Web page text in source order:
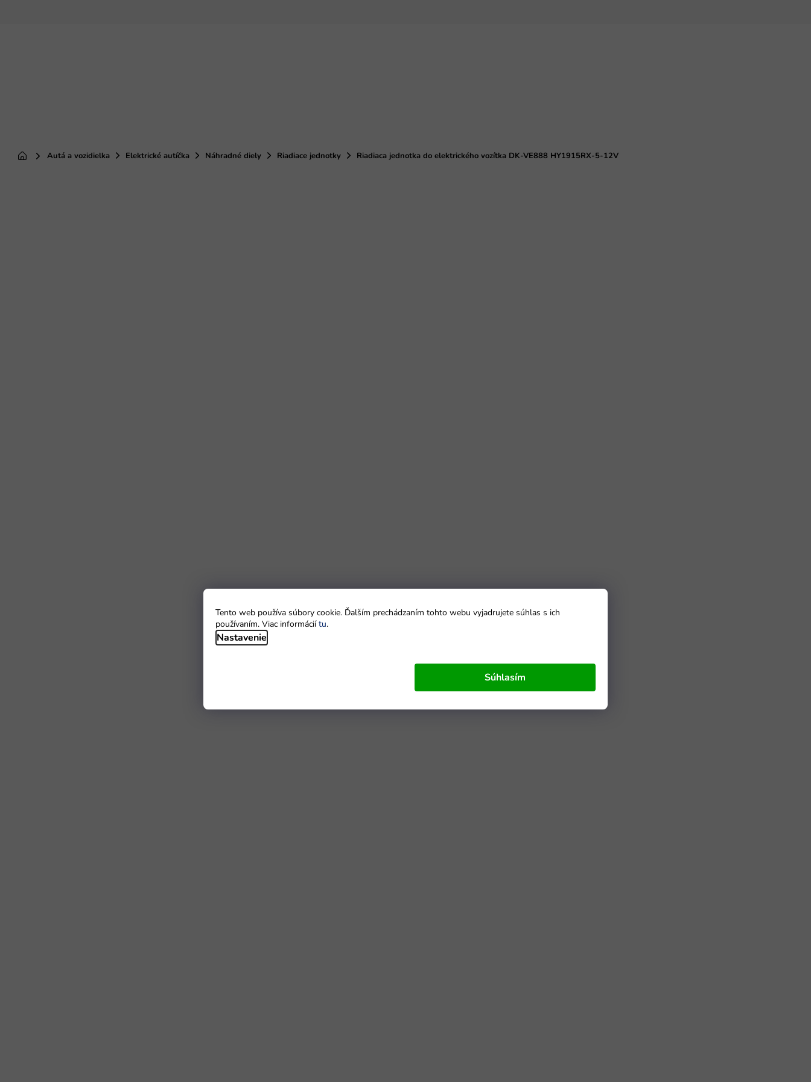
Tento web používa súbory cookie. Ďalším prechádzaním tohto webu vyjadrujete súhlas s ich
používaním. Viac informáciítu.
Nastavenie
Súhlasím
DomovAutá a vozidielka Elektrické autíčka Náhradné diely Riadiace jednotky Riadiaca jednotka do elektrického vozítka DK-VE888 HY1915RX-5-12V